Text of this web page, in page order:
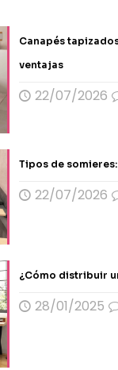
Canapés
ventajas
22/07/2026
Tipos de
22/07/2026
¿Cómo distribuir
28/01/2025